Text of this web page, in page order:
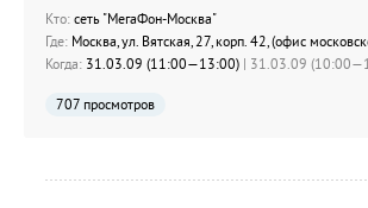
Кто: сеть "МегаФон-Москва"
Где: Москва, ул. Вятская, 27, корп. 42, (офис
Когда: 31.03.09 (11:00—13:00) | 31.03.09
707 просмотров